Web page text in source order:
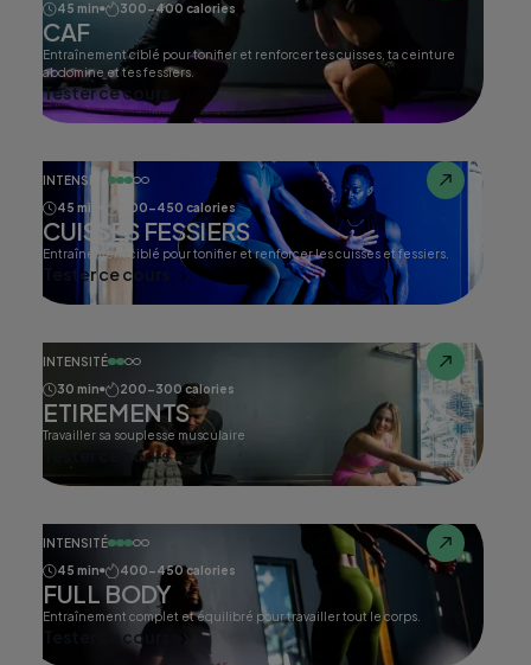
45 min
300-400 calories
CAF
Entraînement ciblé pour tonifier et renforcer tes cuisses, ta ceinture
abdomine et tes fessiers.
Tester ce cours
INTENSITÉ
45 min
400-450 calories
CUISSES FESSIERS
Entraînement ciblé pour tonifier et renforcer les cuisses et fessiers.
Tester ce cours
INTENSITÉ
30 min
200-300 calories
ETIREMENTS
Travailler sa souplesse musculaire
Tester ce cours
INTENSITÉ
45 min
400-450 calories
FULL BODY
Entraînement complet et équilibré pour travailler tout le corps.
Tester ce cours